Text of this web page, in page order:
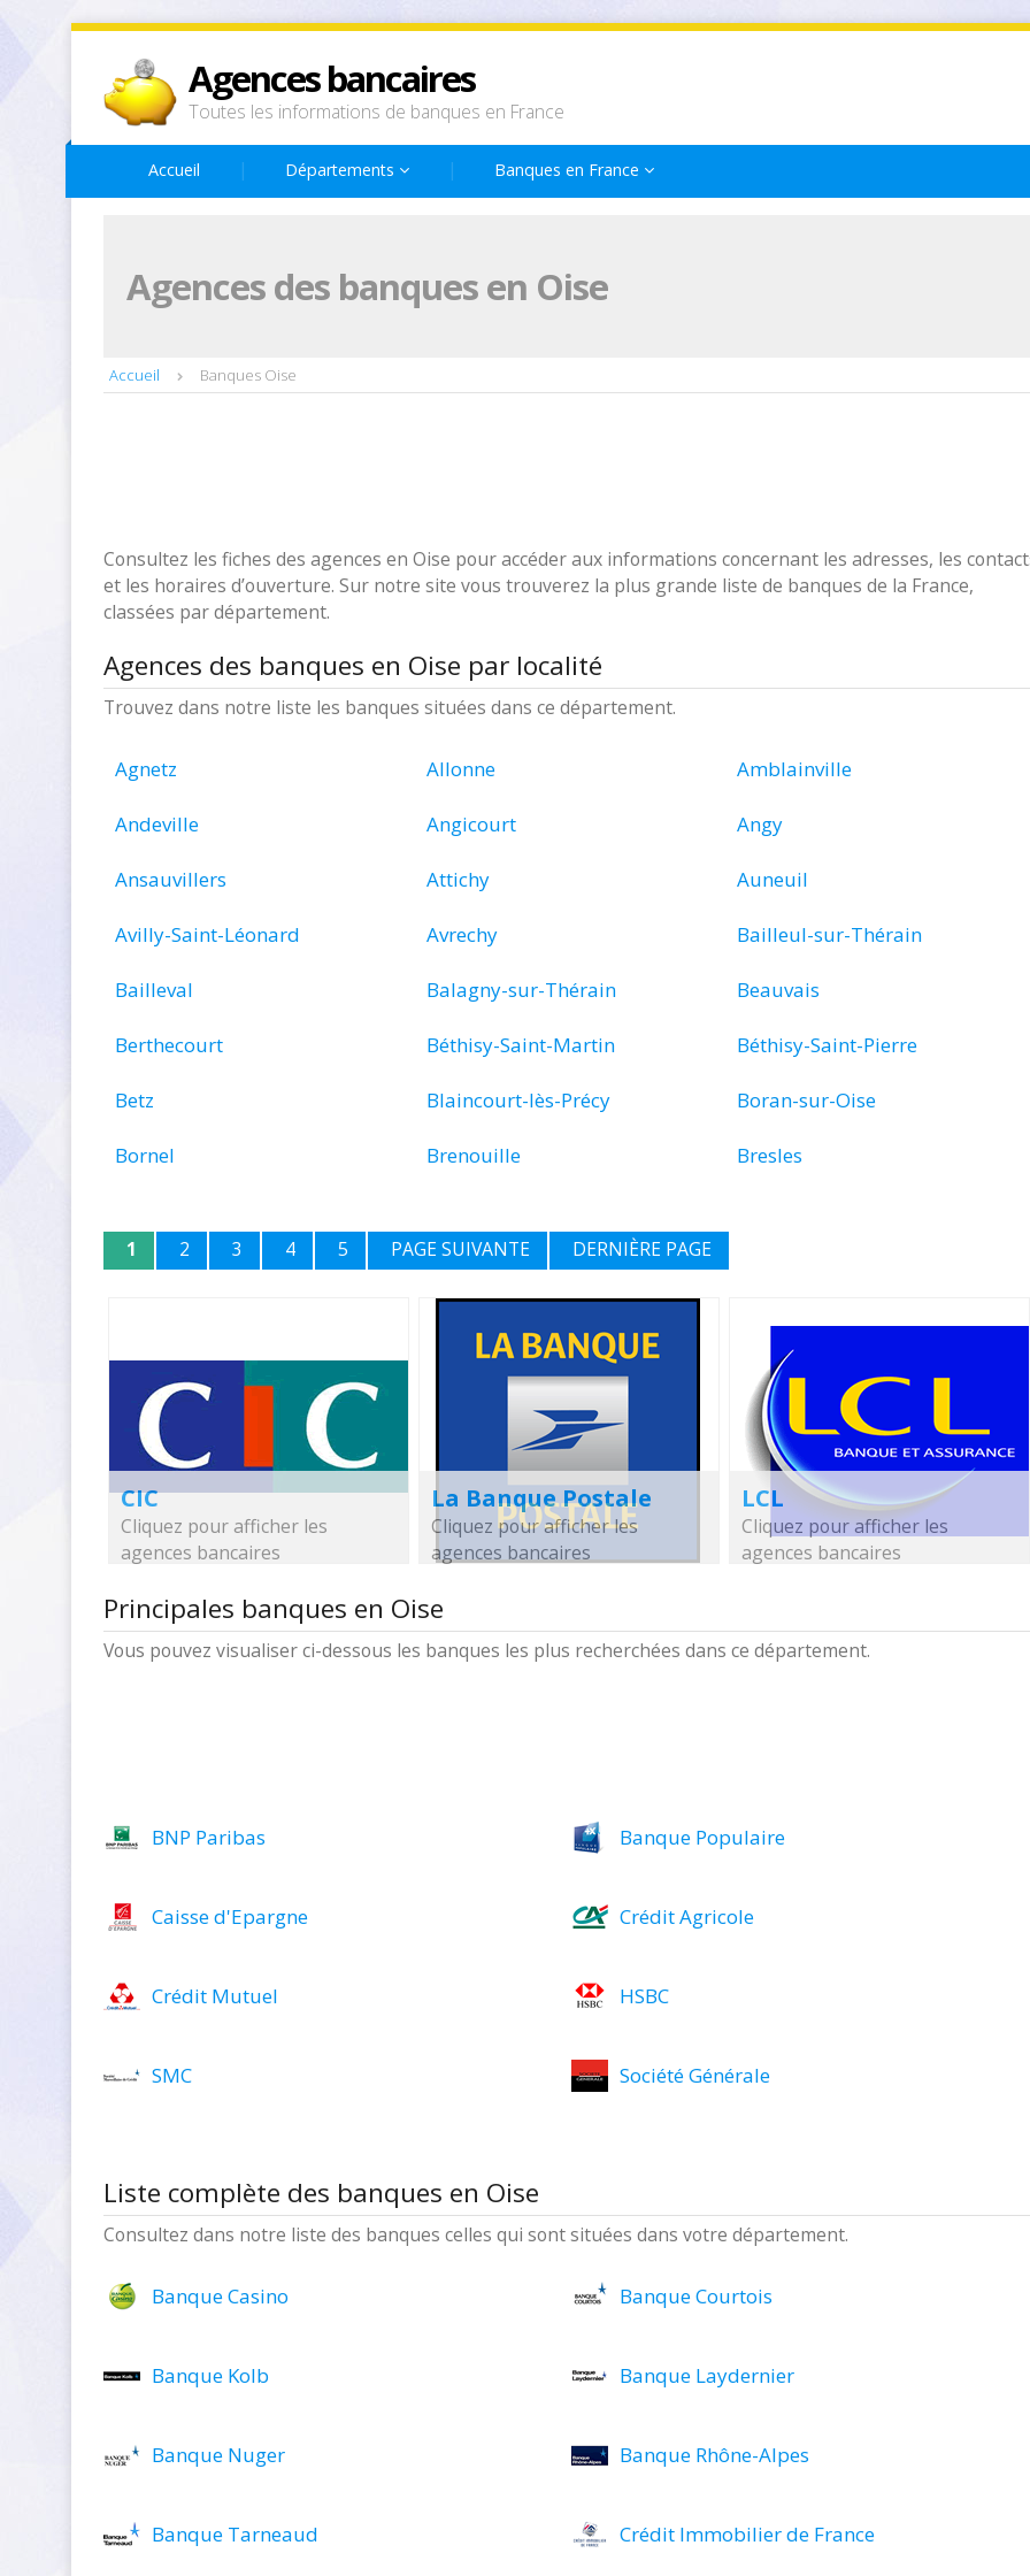
Agences bancaires
Toutes les informations de banques en France
Accueil Départements Banques en France
Agences des banques en Oise
Accueil Banques Oise
Consultez les fiches des agences en Oise pour accéder aux informations concernant les adresses, les
et les horaires d’ouverture. Sur notre site vous trouverez la plus grande liste de banques de la France,
classées par département.
Agences des banques en Oise par localité
Trouvez dans notre liste les banques situées dans ce département.
Agnetz Allonne Amblainville
Andeville Angicourt Angy
Ansauvillers Attichy Auneuil
Avilly-Saint-Léonard Avrechy Bailleul-sur-Thérain
Bailleval Balagny-sur-Thérain Beauvais
Berthecourt Béthisy-Saint-Martin Béthisy-Saint-Pierre
Betz Blaincourt-lès-Précy Boran-sur-Oise
Bornel Brenouille Bresles
1 2 3 4 5 PAGE SUIVANTE DERNIÈRE PAGE
CIC
Cliquez pour afficher les
agences bancaires
La Banque Postale
Cliquez pour afficher les
agences bancaires
LCL
Cliquez pour afficher les
agences bancaires
Principales banques en Oise
Vous pouvez visualiser ci-dessous les banques les plus recherchées dans ce département.
BNP Paribas Banque Populaire
Caisse d'Epargne Crédit Agricole
Crédit Mutuel HSBC
SMC Société Générale
Liste complète des banques en Oise
Consultez dans notre liste des banques celles qui sont situées dans votre département.
Banque Casino Banque Courtois
Banque Kolb Banque Laydernier
Banque Nuger Banque Rhône-Alpes
Banque Tarneaud Crédit Immobilier de France